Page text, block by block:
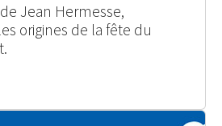
Jean Hermesse,
origines de la fête du